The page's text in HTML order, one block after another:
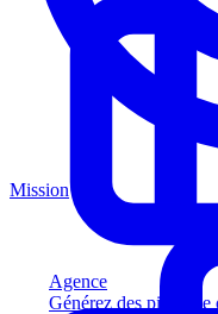
Agence
Générez des pistes
Mission